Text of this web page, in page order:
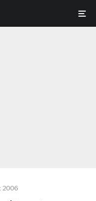
2006